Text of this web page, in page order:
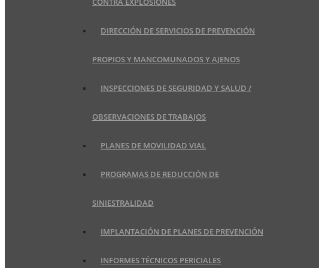
DIRECCIÓN DE SERVICIOS DE PREVENCIÓN
PROPIOS Y MANCOMUNADOS Y AJENOS
INSPECCIONES DE SEGURIDAD Y SALUD /
OBSERVACIONES DE TRABAJOS
PLANES DE MOVILIDAD VIAL
PROGRAMAS DE REDUCCIÓN DE
SINIESTRALIDAD
IMPLANTACIÓN DE PLANES DE PREVENCIÓN
INFORMES TÉCNICOS PERICIALES